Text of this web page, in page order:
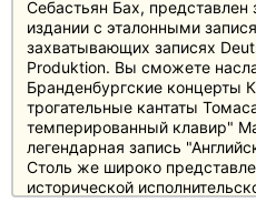
Себастьян Бах, представлен
издании с эталонными
захватывающих записях
Produktion. Вы сможете
Бранденбургские концерты
трогательные кантаты
темперированный клавир"
легендарная запись
Столь же широко
исторической